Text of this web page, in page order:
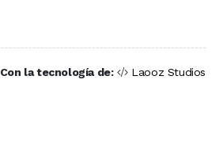
Con la tecnología de: Laooz Studios